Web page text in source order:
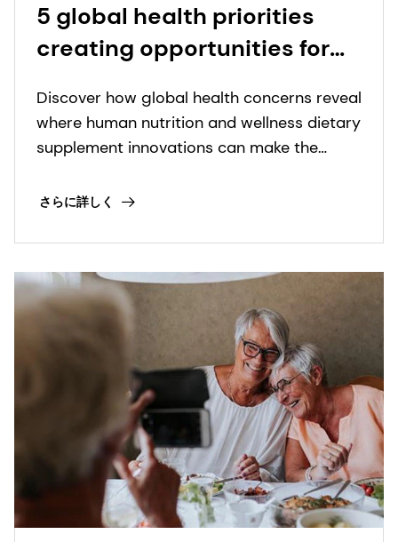
5 global health priorities
creating opportunities for
innovation
Discover how global health concerns reveal
where human nutrition and wellness dietary
supplement innovations can make the
さらに詳しく